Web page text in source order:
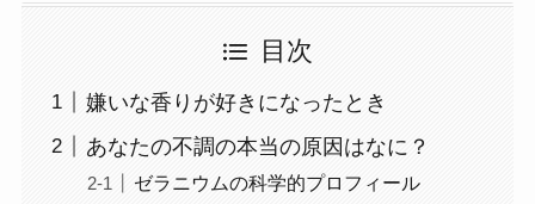
目次
嫌いな香りが好きになったとき
あなたの不調の本当の原因はなに？
ゼラニウムの科学的プロフィール